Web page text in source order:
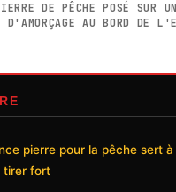
DE PÊCHE POSÉ SUR
AU BORD DE
pierre pour la pêche sert
tirer fort